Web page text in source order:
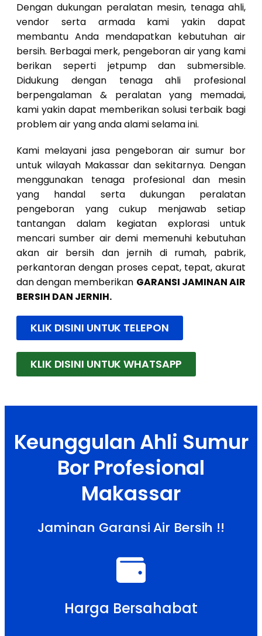
Dengan dukungan peralatan mesin, tenaga ahli,
vendor serta armada kami yakin dapat
membantu Anda mendapatkan kebutuhan air
bersih. Berbagai merk, pengeboran air yang kami
berikan seperti jetpump dan submersible.
Didukung dengan tenaga ahli profesional
berpengalaman & peralatan yang memadai,
kami yakin dapat memberikan solusi terbaik bagi
problem air yang anda alami selama ini.
Kami melayani jasa pengeboran air sumur bor
untuk wilayah Makassar dan sekitarnya. Dengan
menggunakan tenaga profesional dan mesin
yang handal serta dukungan peralatan
pengeboran yang cukup menjawab setiap
tantangan dalam kegiatan explorasi untuk
mencari sumber air demi memenuhi kebutuhan
akan air bersih dan jernih di rumah, pabrik,
perkantoran dengan proses cepat, tepat, akurat
dan dengan memberikan GARANSI JAMINAN AIR
BERSIH DAN JERNIH.
KLIK DISINI UNTUK TELEPON
KLIK DISINI UNTUK WHATSAPP
Keunggulan Ahli Sumur
Bor Profesional
Makassar
Jaminan Garansi Air Bersih !!
Harga Bersahabat